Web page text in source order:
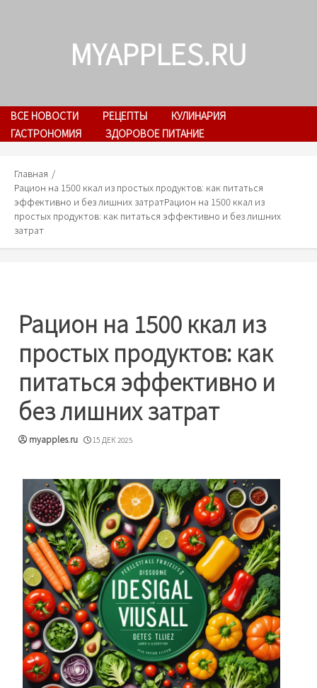
MYAPPLES.RU
ВСЕ НОВОСТИ РЕЦЕПТЫ
КУЛИНАРИЯ
ГАСТРОНОМИЯ
ЗДОРОВОЕ ПИТАНИЕ
Главная
Рацион на 1500 ккал из простых продуктов: как питаться
эффективно и без лишних затратРацион на 1500 ккал из
простых продуктов: как питаться эффективно и без лишних
затрат
Рацион на 1500 ккал из
простых продуктов: как
питаться эффективно и
без лишних затрат
myapples.ru 15 ДЕК 2025